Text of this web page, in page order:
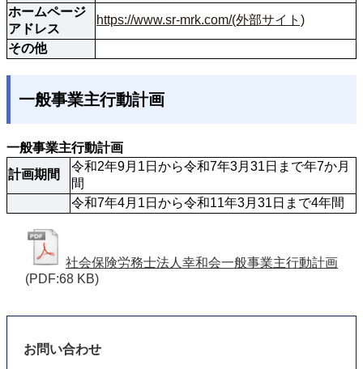
ホームページ
アドレス
https://www.sr-mrk.com/(外部サイト)
その他
一般事業主行動計画
一般事業主行動計画
計画期間
令和2年9月1日から令和7年3月31日まで年7か月
間
令和7年4月1日から令和11年3月31日まで4年間
社会保険労務士法人幸和会一般事業主行動計画
(PDF:68 KB)
お問い合わせ